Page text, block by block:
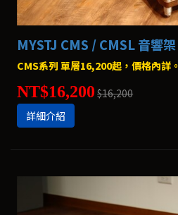
MYSTJ CMS / CMSL 音響架
CMS系列 單層16,200起，價格內詳。
NT$16,200 $16,200
詳細介紹